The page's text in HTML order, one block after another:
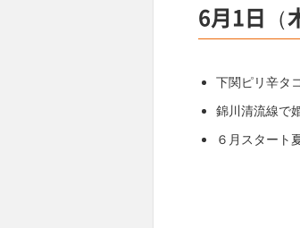
6月1日（
下関ピリ辛タ
錦川清流線で
６月スタート